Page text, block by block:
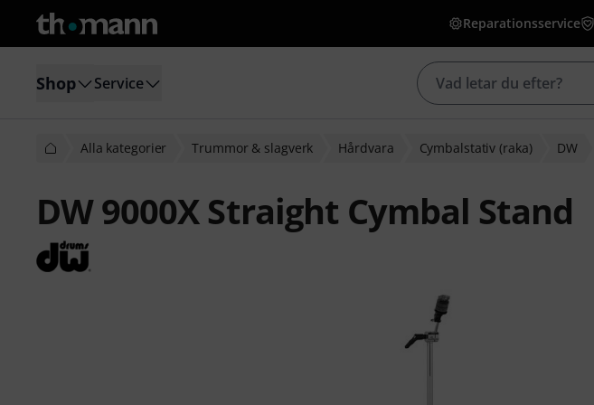
Reparationsservice
Shop Service
Alla kategorier Trummor & slagverk Hårdvara Cymbalstativ (raka) DW
DW 9000X Straight Cymbal Stand